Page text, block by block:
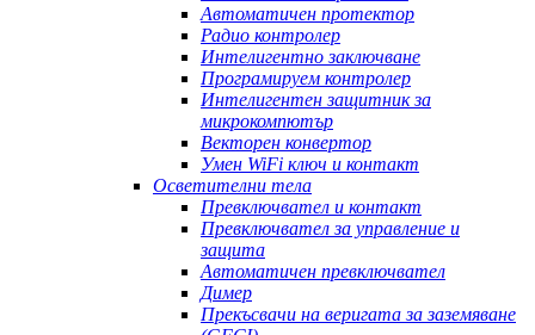
Автоматичен протектор
Радио контролер
Интелигентно заключване
Програмируем контролер
Интелигентен защитник за
микрокомпютър
Векторен конвертор
Умен WiFi ключ и контакт
Осветителни тела
Превключвател и контакт
Превключвател за управление и
защита
Автоматичен превключвател
Димер
Прекъсвачи на веригата за заземяване